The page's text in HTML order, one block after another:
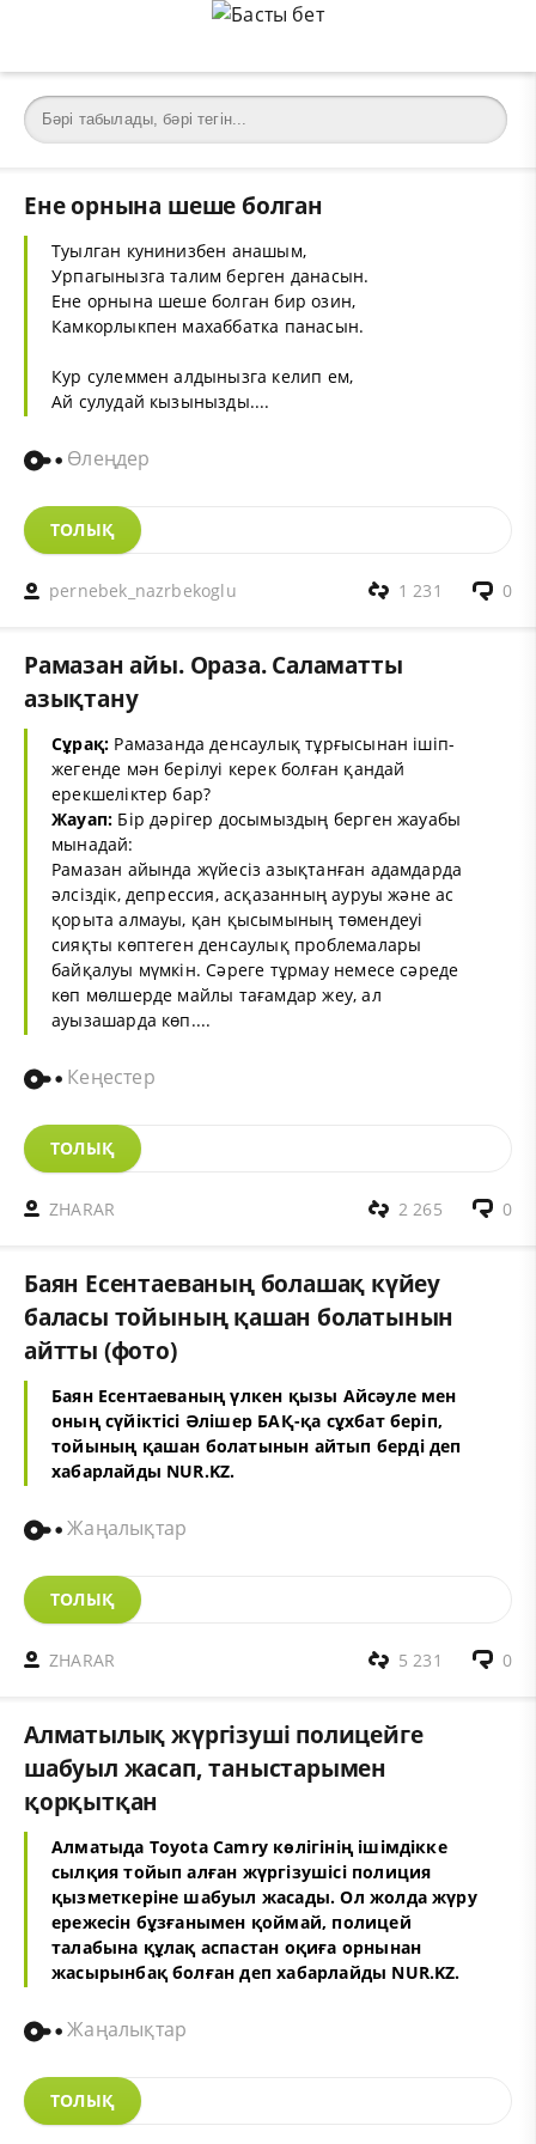
Ене орнына шеше болган
Туылган кунинизбен анашым,
Урпагынызга талим берген данасын.
Ене орнына шеше болган бир озин,
Камкорлыкпен махаббатка панасын.
Кур сулеммен алдынызга келип ем,
Ай сулудай кызынызды....
Өлеңдер
ТОЛЫҚ
pernebek_nazrbekoglu 0
1 231
Рамазан айы. Ораза. Саламатты
азықтану
Сұрақ: Рамазанда денсаулық тұрғысынан ішіп-
жегенде мән берілуі керек болған қандай
ерекшеліктер бар?
Жауап: Бір дәрігер досымыздың берген жауабы
мынадай:
Рамазан айында жүйесіз азықтанған адамдарда
әлсіздік, депрессия, асқазанның ауруы және ас
қорыта алмауы, қан қысымының төмендеуі
сияқты көптеген денсаулық проблемалары
байқалуы мүмкін. Сәреге тұрмау немесе сәреде
көп мөлшерде майлы тағамдар жеу, ал
ауызашарда көп....
Кеңестер
ТОЛЫҚ
ZHARAR 0
2 265
Баян Есентаеваның болашақ күйеу
баласы тойының қашан болатынын
айтты (фото)
Баян Есентаеваның үлкен қызы Айсәуле мен
оның сүйіктісі Әлішер БАҚ-қа сұхбат беріп,
тойының қашан болатынын айтып берді деп
хабарлайды NUR.KZ.
Жаңалықтар
ТОЛЫҚ
ZHARAR 0
5 231
Алматылық жүргізуші полицейге
шабуыл жасап, таныстарымен
қорқытқан
Алматыда Toyota Camry көлігінің ішімдікке
сылқия тойып алған жүргізушісі полиция
қызметкеріне шабуыл жасады. Ол жолда жүру
ережесін бұзғанымен қоймай, полицей
талабына құлақ аспастан оқиға орнынан
жасырынбақ болған деп хабарлайды NUR.KZ.
Жаңалықтар
ТОЛЫҚ